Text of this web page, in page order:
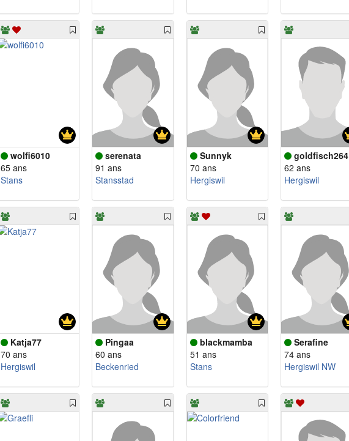
wolfi6010
65 ans
Stans
serenata
91 ans
Stansstad
Sunnyk
70 ans
Hergiswil
goldfisch264
62 ans
Hergiswil
Katja77
70 ans
Hergiswil
Pingaa
60 ans
Beckenried
blackmamba
51 ans
Stans
Serafine
74 ans
Hergiswil NW